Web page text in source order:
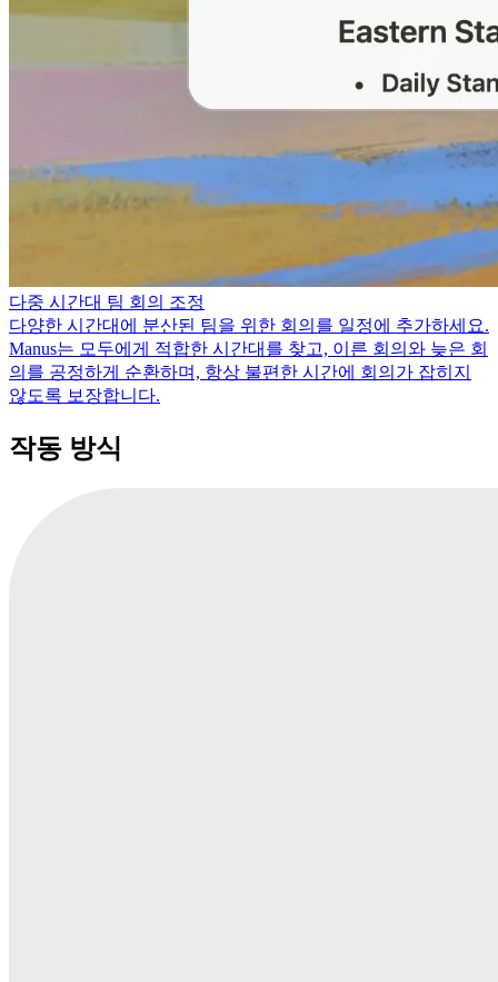
다중 시간대 팀 회의 조정
다양한 시간대에 분산된 팀을 위한 회의를 일정에 추가하세요.
Manus는 모두에게 적합한 시간대를 찾고, 이른 회의와 늦은 회
의를 공정하게 순환하며, 항상 불편한 시간에 회의가 잡히지
않도록 보장합니다.
작동 방식